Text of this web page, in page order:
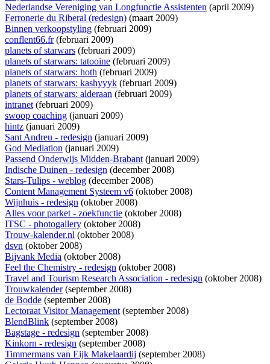
Nederlandse Vereniging van Longfunctie Assistenten (april 2009)
Ferronerie du Riberal (redesign) (maart 2009)
Binnen verkoopstyling (februari 2009)
conflent66.fr(februari 2009)
planets of starwars (februari 2009)
planets of starwars: tatooine (februari 2009)
planets of starwars: hoth (februari 2009)
planets of starwars: kashyyyk (februari 2009)
planets of starwars: alderaan (februari 2009)
intranet(februari 2009)
swoop coaching (januari 2009)
hintz (januari 2009)
Sant Andreu - redesign (januari 2009)
God Mediation (januari 2009)
Passend Onderwijs Midden-Brabant(januari 2009)
Indische Duinen - redesign (december 2008)
Stars-Tulips - weblog (december 2008)
Content Management Systeem v6 (oktober 2008)
Wijnhuis - redesign (oktober 2008)
Alles voor parket - zoekfunctie (oktober 2008)
ITSC - photogallery (oktober 2008)
Trouw-kalender.nl (oktober 2008)
dsvn (oktober 2008)
Bijvank Media (oktober 2008)
Feel the Chemistry - redesign (oktober 2008)
Travel and Tourism Research Association - redesign (oktober 2008)
Trouwkalender(september 2008)
de Bodde (september 2008)
Lectoraat Visitor Management(september 2008)
BlendBlink (september 2008)
Bagstage - redesign (september 2008)
Kinkorn - redesign (september 2008)
Timmermans van Eijk Makelaardij (september 2008)